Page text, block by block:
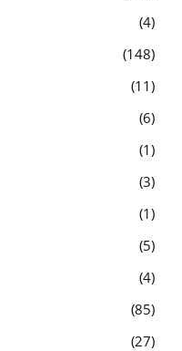
4
148
11
6
1
3
1
5
4
85
27